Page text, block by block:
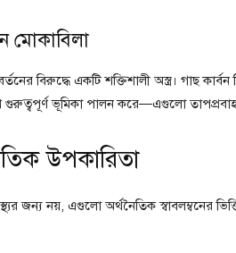
মোকাবিলা
বিরুদ্ধে একটি শক্তিশালী অস্ত্র। গাছ কার্বন
গুরুত্বপূর্ণ ভূমিকা পালন করে—এগুলো তাপপ্রবাহ
উপকারিতা
জন্য নয়, এগুলো অর্থনৈতিক স্বাবলম্বনের